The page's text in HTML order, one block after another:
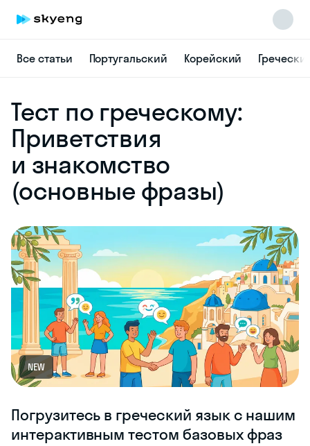
Все статьи Португальский Корейский
Тест по греческому:
Приветствия
и знакомство
(основные фразы)
NEW
Погрузитесь в греческий язык с нашим
интерактивным тестом базовых фраз
online